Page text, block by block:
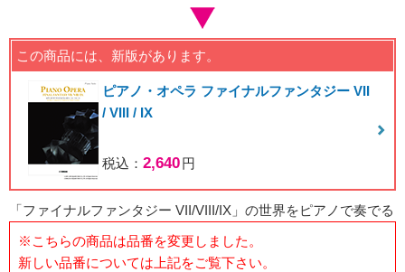
この商品には、新版があります。
ピアノ・オペラ ファイナルファンタジー VII
/ VIII / IX
税込： 2,640円
「ファイナルファンタジー VII/VIII/IX」の世界をピアノで奏でる
※こちらの商品は品番を変更しました。
新しい品番については上記をご覧下さい。